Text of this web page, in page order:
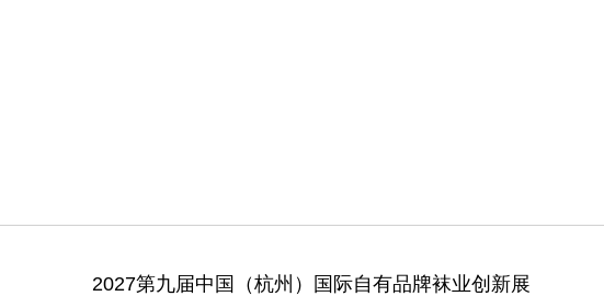
2027第九届中国（杭州）国际自有品牌袜业创新展